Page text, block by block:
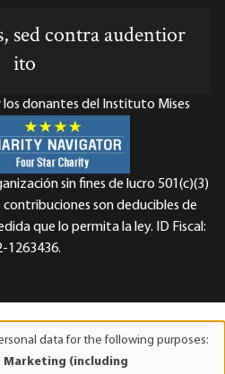
sed contra audentior
ito
donantes del Instituto Mises
sin fines de lucro 501(c)(3)
son deducibles de
que lo permita la ley. ID Fiscal:
1263436.
data for the following purposes:
Marketing (including